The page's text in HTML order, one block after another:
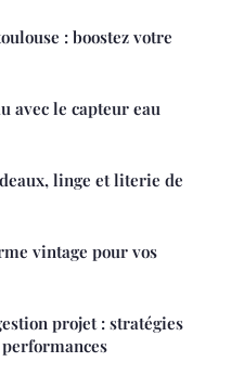
: boostez votre
avec le capteur eau
linge et literie de
vintage pour vos
projet : stratégies